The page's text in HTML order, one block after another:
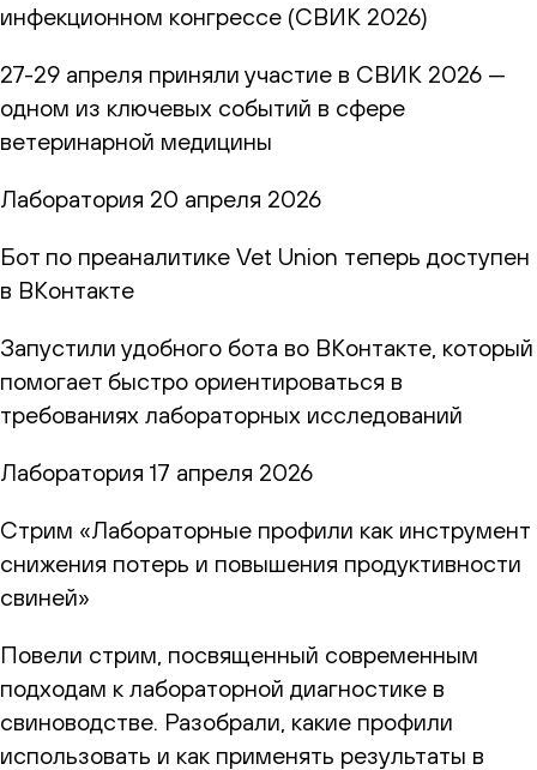
инфекционном конгрессе (СВИК 2026)
27-29 апреля приняли участие в СВИК 2026 —
одном из ключевых событий в сфере
ветеринарной медицины
Лаборатория 20 апреля 2026
Бот по преаналитике Vet Union теперь доступен
в ВКонтакте
Запустили удобного бота во ВКонтакте, который
помогает быстро ориентироваться в
требованиях лабораторных исследований
Лаборатория 17 апреля 2026
Стрим «Лабораторные профили как инструмент
снижения потерь и повышения продуктивности
свиней»
Повели стрим, посвященный современным
подходам к лабораторной диагностике в
свиноводстве. Разобрали, какие профили
использовать и как применять результаты в